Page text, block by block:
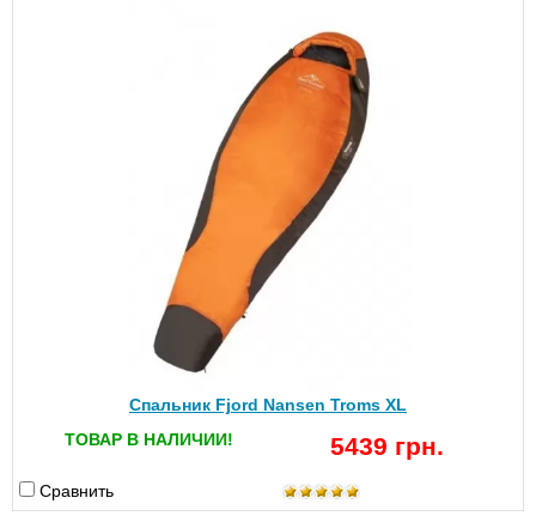
Спальник Fjord Nansen Troms XL
ТОВАР В НАЛИЧИИ!
5439 грн.
Сравнить